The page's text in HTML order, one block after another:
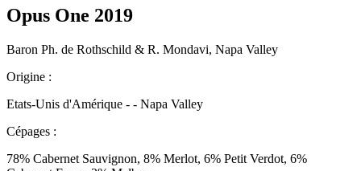
Opus One 2019
Baron Ph. de Rothschild & R. Mondavi, Napa Valley
Origine :
Etats-Unis d'Amérique - - Napa Valley
Cépages :
78% Cabernet Sauvignon, 8% Merlot, 6% Petit Verdot, 6%